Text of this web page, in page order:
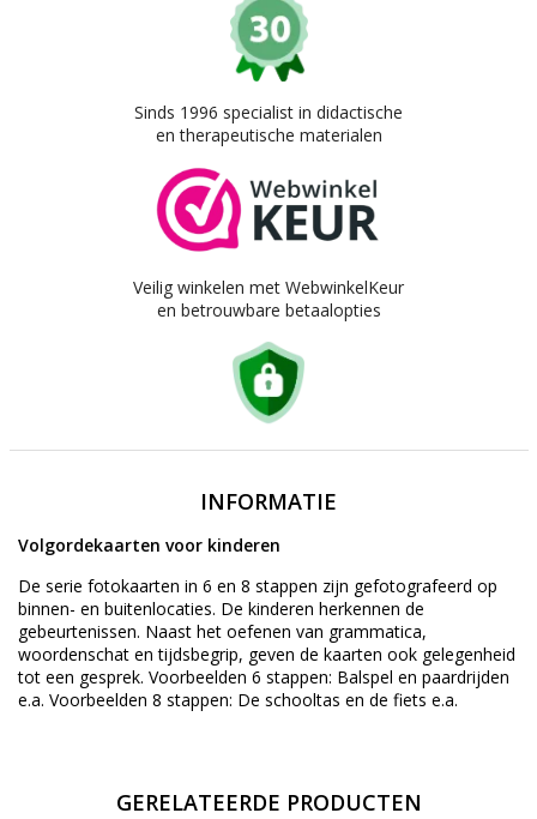
Sinds 1996 specialist in didactische
en therapeutische materialen
Veilig winkelen met WebwinkelKeur
en betrouwbare betaalopties
INFORMATIE
Volgordekaarten voor kinderen
De serie fotokaarten in 6 en 8 stappen zijn gefotografeerd op
binnen- en buitenlocaties. De kinderen herkennen de
gebeurtenissen. Naast het oefenen van grammatica,
woordenschat en tijdsbegrip, geven de kaarten ook gelegenheid
tot een gesprek. Voorbeelden 6 stappen: Balspel en paardrijden
e.a. Voorbeelden 8 stappen: De schooltas en de fiets e.a.
GERELATEERDE PRODUCTEN